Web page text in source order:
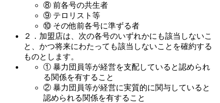
⑧ 前各号の共生者
⑨ テロリスト等
⑩ その他前各号に準ずる者
２．加盟店は、次の各号のいずれかにも該当しないこ
と、かつ将来にわたっても該当しないことを確約する
ものとします。
① 暴力団員等が経営を支配していると認められ
る関係を有すること
② 暴力団員等が経営に実質的に関与していると
認められる関係を有すること